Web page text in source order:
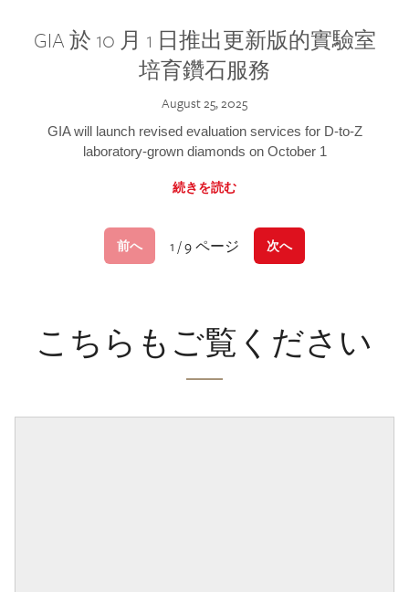
GIA 於 10 月 1 日推出更新版的實驗室
培育鑽石服務
August 25, 2025
GIA will launch revised evaluation services for D-to-Z
laboratory-grown diamonds on October 1
続きを読む
前へ 1 / 9 ページ 次へ
こちらもご覧ください